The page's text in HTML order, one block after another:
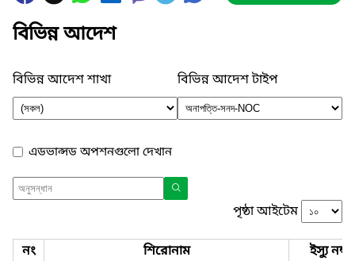
বিভিন্ন আদেশ
বিভিন্ন আদেশ শাখা বিভিন্ন আদেশ টাইপ
এডভান্সড অপশনগুলো দেখান
পৃষ্ঠা আইটেম
নং শিরোনাম
ইস্যু নম্বর